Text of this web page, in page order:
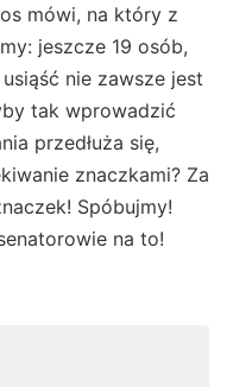
mówi, na który z
jeszcze 19 osób,
nie zawsze jest
tak wprowadzić
przedłuża się,
znaczkami? Za
Spóbujmy!
na to!